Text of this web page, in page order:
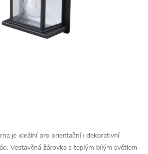
je ideální pro orientační i dekorativní
Vestavěná žárovka s teplým bílým světlem